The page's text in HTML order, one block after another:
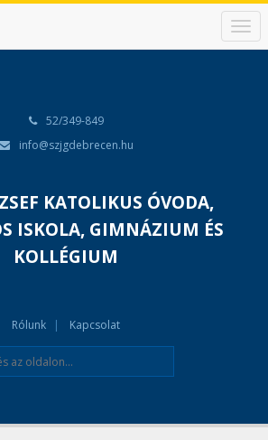
N
a
52/349-849
info@szjgdebrecen.hu
KATOLIKUS ÓVODA,
ISKOLA, GIMNÁZIUM ÉS
KOLLÉGIUM
Rólunk Kapcsolat